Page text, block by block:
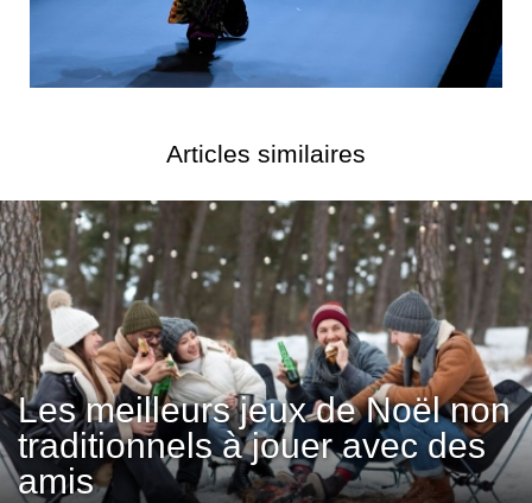
Articles similaires
Les meilleurs jeux de Noël non
traditionnels à jouer avec des
amis